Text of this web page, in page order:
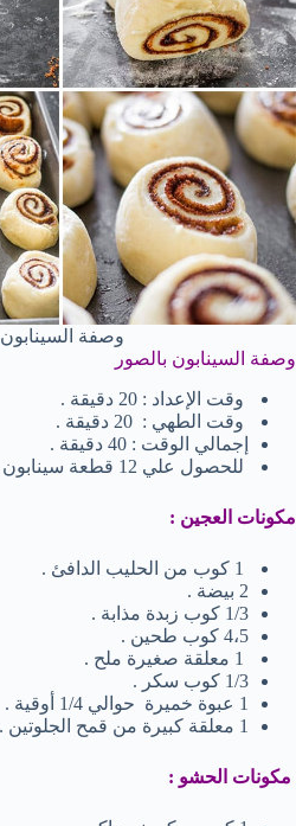
وصفة السينابون
وصفة السينابون بالصور
وقت الإعداد : 20 دقيقة .
وقت الطهي : 20 دقيقة .
إجمالي الوقت : 40 دقيقة .
للحصول علي 12 قطعة سينابون .
مكونات العجين :
2 بيضة .
1/3 كوب زبدة مذابة .
4،5 كوب طحين .
1/3 كوب سكر .
1 عبوة خميرة حوالي 1/4 أوقية .
1 معلقة كبيرة من قمح الجلوتين .
مكونات الحشو :